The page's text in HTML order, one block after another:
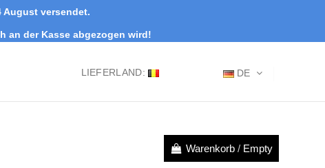
August versendet.
an der Kasse abgezogen wird!
DE
LIEFERLAND:
Warenkorb / Empty